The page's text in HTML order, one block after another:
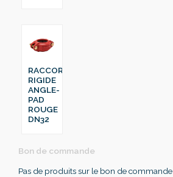
RACCORD
RIGIDE
ANGLE-
PAD
ROUGE
DN32
Bon de commande
Pas de produits sur le bon de commande